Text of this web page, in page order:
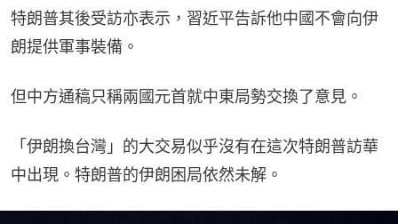
特朗普其後受訪亦表示，習近平告訴他中國不會向伊
朗提供軍事裝備。
但中方通稿只稱兩國元首就中東局勢交換了意見。
「伊朗換台灣」的大交易似乎沒有在這次特朗普訪華
中出現。特朗普的伊朗困局依然未解。